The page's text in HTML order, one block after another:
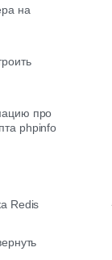
phpinfo
Redis